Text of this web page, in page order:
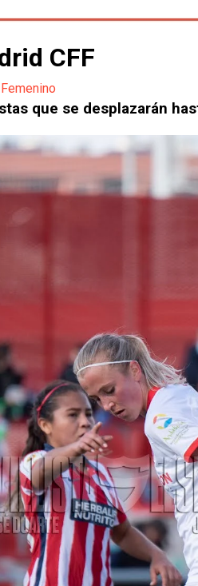
CFF
que se desplazarán